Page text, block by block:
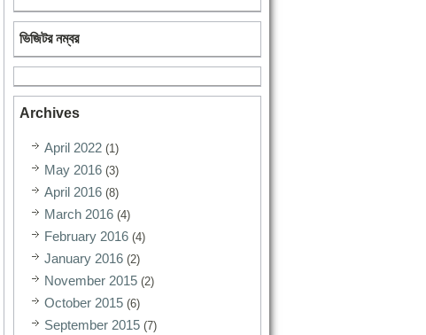
ভিজিটর নম্বর
Archives
April 2022 (1)
May 2016 (3)
April 2016 (8)
March 2016 (4)
February 2016 (4)
January 2016 (2)
November 2015 (2)
October 2015 (6)
September 2015 (7)